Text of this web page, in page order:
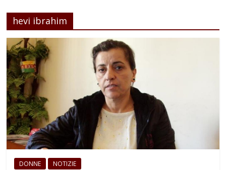
hevi ibrahim
DONNE NOTIZIE